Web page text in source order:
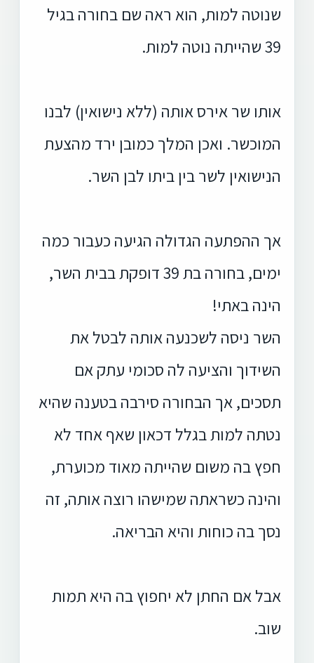
שנוטה למות, הוא ראה שם בחורה בגיל
39 שהייתה נוטה למות.
אותו שר אירס אותה (ללא נישואין) לבנו
המוכשר. ואכן המלך כמובן ירד מהצעת
הנישואין לשר בין ביתו לבן השר.
אך ההפתעה הגדולה הגיעה כעבור כמה
ימים, בחורה בת 39 דופקת בבית השר,
הינה באתי!
השר ניסה לשכנעה אותה לבטל את
השידוך והציעה לה סכומי עתק אם
תסכים, אך הבחורה סירבה בטענה שהיא
נטתה למות בגלל דכאון שאף אחד לא
חפץ בה משום שהייתה מאוד מכוערת,
והינה כשראתה שמישהו רוצה אותה, זה
נסך בה כוחות והיא הבריאה.
אבל אם החתן לא יחפוץ בה היא תמות
שוב.